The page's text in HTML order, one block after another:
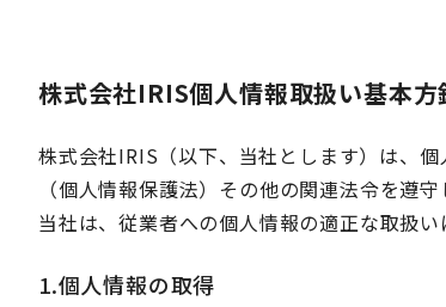
株式会社IRIS個人情報取扱い基本方
株式会社IRIS（以下、当社とします）は、
（個人情報保護法）その他の関連法令を遵
当社は、従業者への個人情報の適正な取扱
1.個人情報の取得